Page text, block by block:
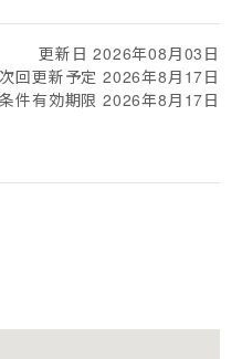
更新日 2026年08月03日
次回更新予定 2026年8月17日
件有効期限 2026年8月17日